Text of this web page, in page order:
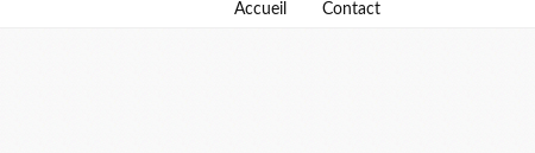
Accueil Contact